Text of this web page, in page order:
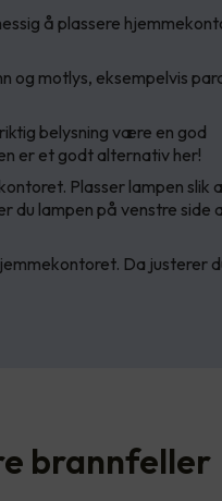
å plassere
og motlys, eksempelvis
belysning være en god
er et godt alternativ her!
Plasser lampen slik
du lampen på venstre side
Da justerer
brannfeller